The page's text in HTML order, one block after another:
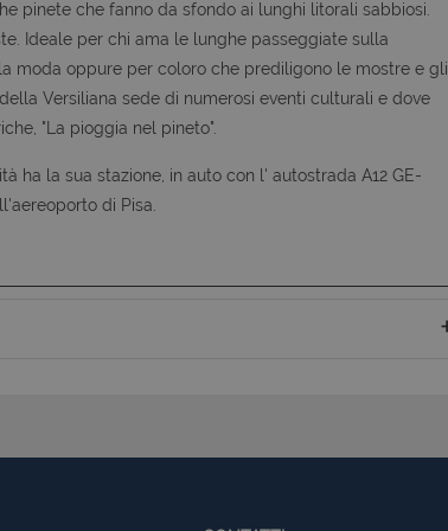
pinete che fanno da sfondo ai lunghi litorali sabbiosi.
Ideale per chi ama le lunghe passeggiate sulla
moda oppure per coloro che prediligono le mostre e gli
Versiliana sede di numerosi eventi culturali e dove
"La pioggia nel pineto".
ha la sua stazione, in auto con l' autostrada A12 GE-
di Pisa.